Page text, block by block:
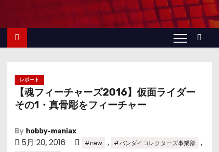
レポート
【魂フィーチャーズ2016】仮面ライダー
その1・真骨彫をフィーチャー
By hobby-maniax
5月 20, 2016 #new , #バンダイコレクターズ事業部 ,